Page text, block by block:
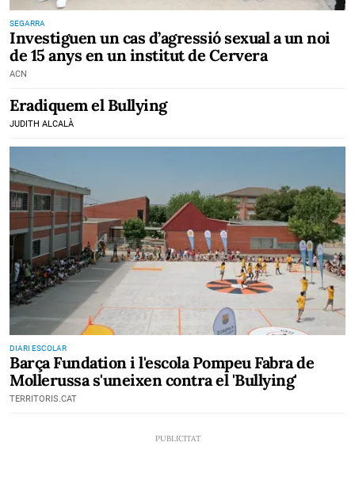
SEGARRA
Investiguen un cas d’agressió sexual a un noi
de 15 anys en un institut de Cervera
ACN
Eradiquem el Bullying
JUDITH ALCALÀ
DIARI ESCOLAR
Barça Fundation i l'escola Pompeu Fabra de
Mollerussa s'uneixen contra el 'Bullying'
TERRITORIS.CAT